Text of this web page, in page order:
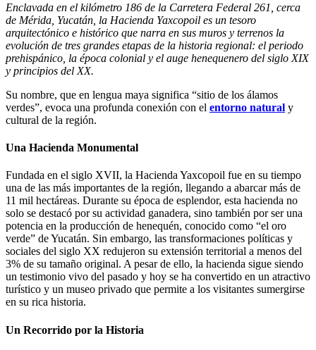
Enclavada en el kilómetro 186 de la Carretera Federal 261, cerca
de Mérida, Yucatán, la Hacienda Yaxcopoil es un tesoro
arquitectónico e histórico que narra en sus muros y terrenos la
evolución de tres grandes etapas de la historia regional: el periodo
prehispánico, la época colonial y el auge henequenero del siglo XIX
y principios del XX.
Su nombre, que en lengua maya significa “sitio de los álamos
verdes”, evoca una profunda conexión con el entorno natural y
cultural de la región.
Una Hacienda Monumental
Fundada en el siglo XVII, la Hacienda Yaxcopoil fue en su tiempo
una de las más importantes de la región, llegando a abarcar más de
11 mil hectáreas. Durante su época de esplendor, esta hacienda no
solo se destacó por su actividad ganadera, sino también por ser una
potencia en la producción de henequén, conocido como “el oro
verde” de Yucatán. Sin embargo, las transformaciones políticas y
sociales del siglo XX redujeron su extensión territorial a menos del
3% de su tamaño original. A pesar de ello, la hacienda sigue siendo
un testimonio vivo del pasado y hoy se ha convertido en un atractivo
turístico y un museo privado que permite a los visitantes sumergirse
en su rica historia.
Un Recorrido por la Historia